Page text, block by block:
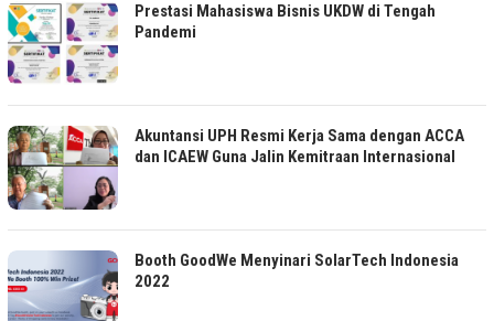
Prestasi Mahasiswa Bisnis UKDW di Tengah
Pandemi
Akuntansi UPH Resmi Kerja Sama dengan ACCA
dan ICAEW Guna Jalin Kemitraan Internasional
Booth GoodWe Menyinari SolarTech Indonesia
2022